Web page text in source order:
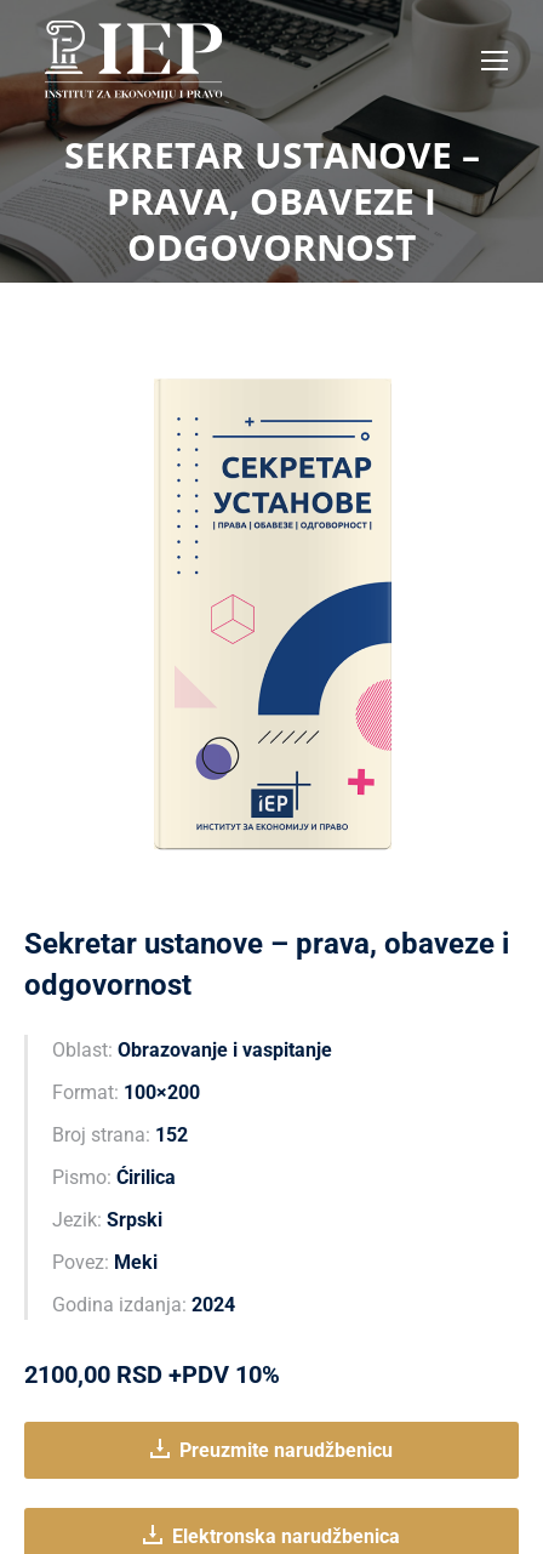
SEKRETAR USTANOVE –
PRAVA, OBAVEZE I
ODGOVORNOST
Sekretar ustanove – prava, obaveze i
odgovornost
Oblast: Obrazovanje i vaspitanje
Format: 100×200
Broj strana: 152
Pismo: Ćirilica
Jezik: Srpski
Povez: Meki
Godina izdanja: 2024
2100,00 RSD +PDV 10%
Preuzmite narudžbenicu
Elektronska narudžbenica